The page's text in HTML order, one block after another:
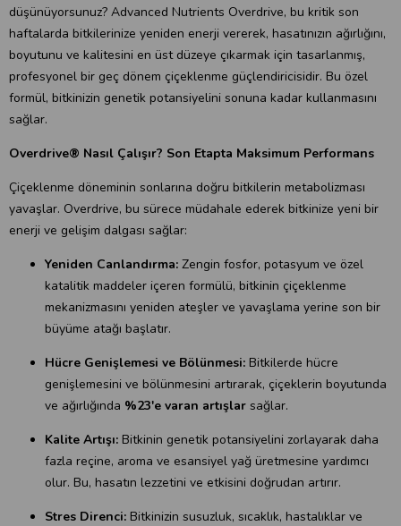
düşünüyorsunuz? Advanced Nutrients Overdrive, bu kritik son
haftalarda bitkilerinize yeniden enerji vererek, hasatınızın ağırlığını,
boyutunu ve kalitesini en üst düzeye çıkarmak için tasarlanmış,
profesyonel bir geç dönem çiçeklenme güçlendiricisidir. Bu özel
formül, bitkinizin genetik potansiyelini sonuna kadar kullanmasını
sağlar.
Overdrive® Nasıl Çalışır? Son Etapta Maksimum Performans
Çiçeklenme döneminin sonlarına doğru bitkilerin metabolizması
yavaşlar. Overdrive, bu sürece müdahale ederek bitkinize yeni bir
enerji ve gelişim dalgası sağlar:
Yeniden Canlandırma: Zengin fosfor, potasyum ve özel
katalitik maddeler içeren formülü, bitkinin çiçeklenme
mekanizmasını yeniden ateşler ve yavaşlama yerine son bir
büyüme atağı başlatır.
Hücre Genişlemesi ve Bölünmesi: Bitkilerde hücre
genişlemesini ve bölünmesini artırarak, çiçeklerin boyutunda
ve ağırlığında %23'e varan artışlar sağlar.
Kalite Artışı: Bitkinin genetik potansiyelini zorlayarak daha
fazla reçine, aroma ve esansiyel yağ üretmesine yardımcı
olur. Bu, hasatın lezzetini ve etkisini doğrudan artırır.
Stres Direnci: Bitkinizin susuzluk, sıcaklık, hastalıklar ve